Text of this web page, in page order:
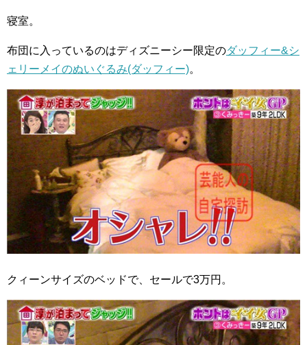
寝室。
布団に入っているのはディズニーシー限定のダッフィー&シ
ェリーメイのぬいぐるみ(ダッフィー)。
クィーンサイズのベッドで、セールで3万円。